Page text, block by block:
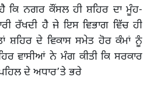
ਹੈ ਕਿ ਨਗਰ ਕੌਂਸਲ ਹੀ ਸ਼ਹਿਰ ਦਾ ਮੂੰਹ-
ਰੱਖਦੀ ਹੈ ਜੇ ਇਸ ਵਿਭਾਗ ਵਿੱਚ ਹੀ
ਸ਼ਹਿਰ ਦੇ ਵਿਕਾਸ ਸਮੇਤ ਹੋਰ ਕੰਮਾਂ ਨੂੰ
ਵਾਸੀਆਂ ਨੇ ਮੰਗ ਕੀਤੀ ਕਿ ਸਰਕਾਰ
ਦੇ ਅਧਾਰ’ਤੇ ਭਰੇ